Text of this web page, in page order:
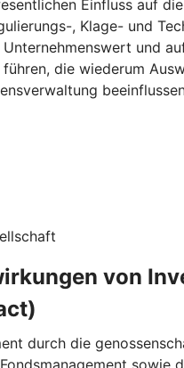
Einfluss auf
, Klage- und
und
die wiederum
von
durch die